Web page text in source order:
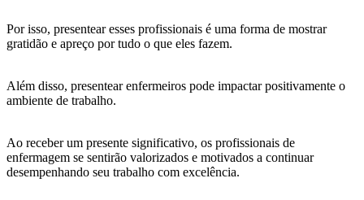
Por isso, presentear esses profissionais é uma forma de mostrar
gratidão e apreço por tudo o que eles fazem.
Além disso, presentear enfermeiros pode impactar positivamente o
ambiente de trabalho.
Ao receber um presente significativo, os profissionais de
enfermagem se sentirão valorizados e motivados a continuar
desempenhando seu trabalho com excelência.